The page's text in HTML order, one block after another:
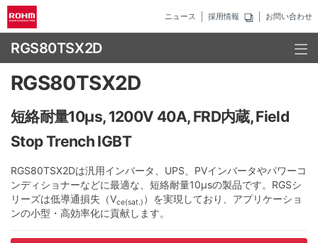
ニュース 採用情報 お問い合わせ
RGS80TSX2D
RGS80TSX2D
短絡耐量10µs, 1200V 40A, FRD内蔵, Field
Stop Trench IGBT
RGS80TSX2Dは汎用インバータ、UPS、PVインバータやパワーコ
ンディショナーなどに最適な、短絡耐量10µsの製品です。RGSシ
リーズは低導通損失（Vce(sat.) ）を実現しており、アプリケーショ
ンの小型・高効率化に貢献します。